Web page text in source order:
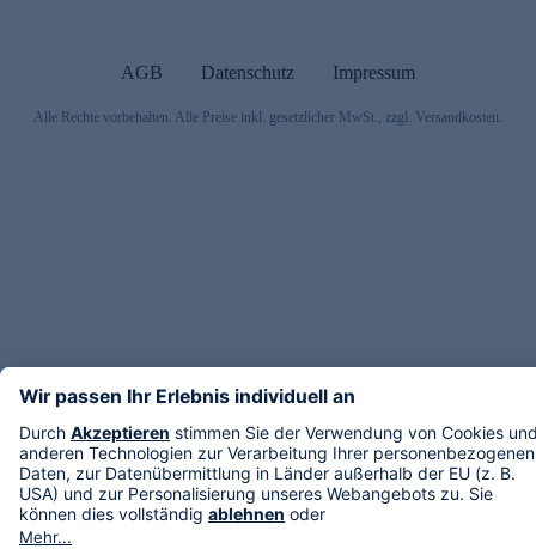
AGB Datenschutz Impressum
Alle Rechte vorbehalten. Alle Preise inkl. gesetzlicher MwSt., zzgl. Versandkosten.